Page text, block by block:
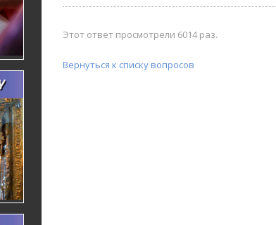
Этот ответ просмотрели 6014 раз.
Вернуться к списку вопросов